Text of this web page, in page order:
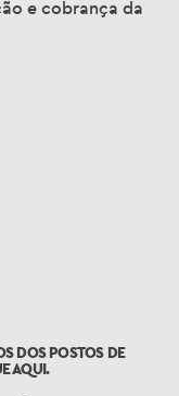
e cobrança da
DOS POSTOS DE
AQUI.